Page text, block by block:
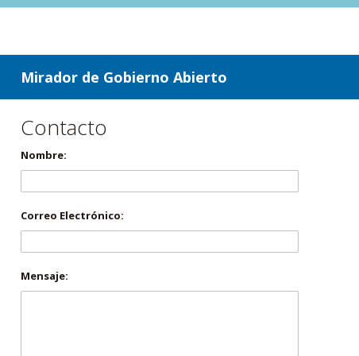
ir a contenido
ir al menú
Mirador de Gobierno Abierto
Contacto
Nombre:
Correo Electrónico:
Mensaje: